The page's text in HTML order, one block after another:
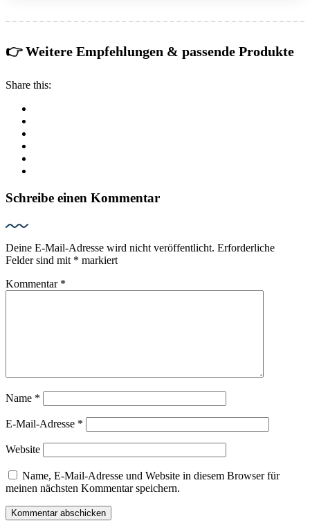
👉 Weitere Empfehlungen & passende Produkte
Share this:
Schreibe einen Kommentar
Deine E-Mail-Adresse wird nicht veröffentlicht. Erforderliche
Felder sind mit * markiert
Kommentar *
Name *
E-Mail-Adresse *
Website
Name, E-Mail-Adresse und Website in diesem Browser für
meinen nächsten Kommentar speichern.